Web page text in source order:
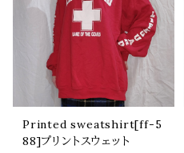
Printed sweatshirt[ff-5
88]プリントスウェット